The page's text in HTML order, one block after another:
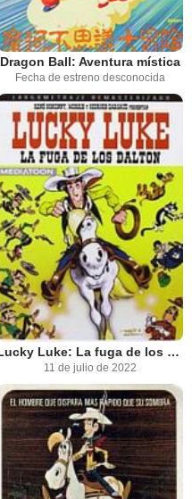
Dragon Ball: Aventura mística
Fecha de estreno desconocida
Lucky Luke: La fuga de los Dalton
11 de julio de 2022